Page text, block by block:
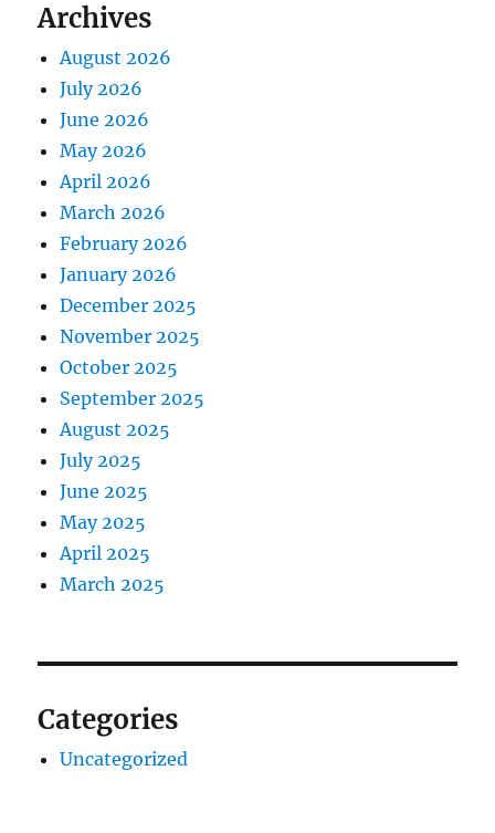
Archives
August 2026
July 2026
June 2026
May 2026
April 2026
March 2026
February 2026
January 2026
December 2025
November 2025
October 2025
September 2025
August 2025
July 2025
June 2025
May 2025
April 2025
March 2025
Categories
Uncategorized